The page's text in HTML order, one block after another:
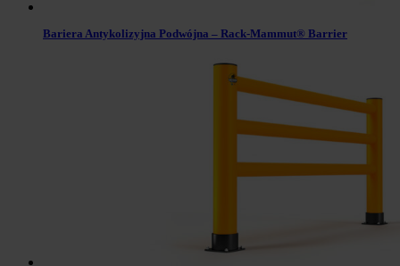
Bariera Antykolizyjna Podwójna – Rack-Mammut® Barrier